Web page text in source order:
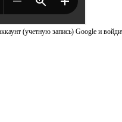
(учетную запись) Google и